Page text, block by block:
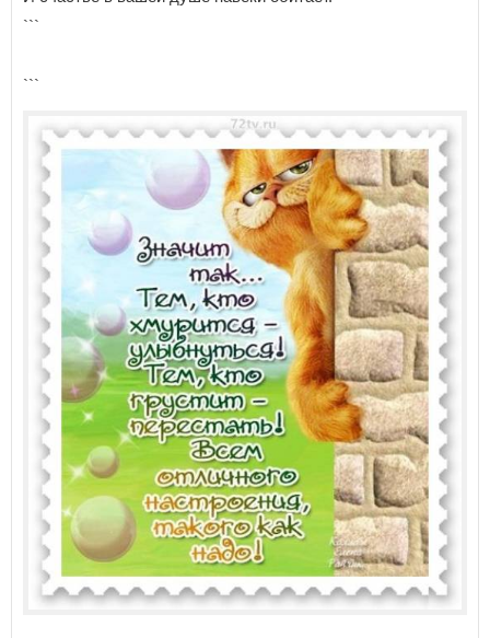
```
```